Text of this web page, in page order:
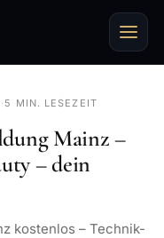
· 5 MIN. LESEZEIT
Mainz –
– dein
kostenlos – Technik-